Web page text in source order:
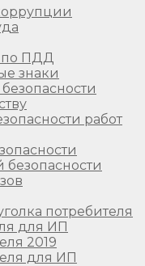
по ПДД
знаки
работ
безопасности
потребителя
для ИП
2019
для ИП